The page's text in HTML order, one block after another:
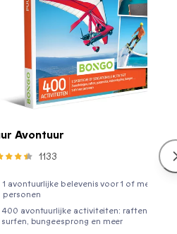
Avontuur
1133
1 avontuurlijke belevenis voor 1 of meer
personen
400 avontuurlijke activiteiten: raften,
surfen, bungeesprong en meer